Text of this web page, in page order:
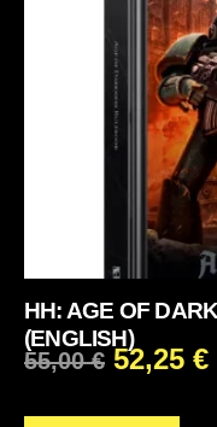
HH: AGE OF
(ENGLISH)
55,00€ 52,25 €